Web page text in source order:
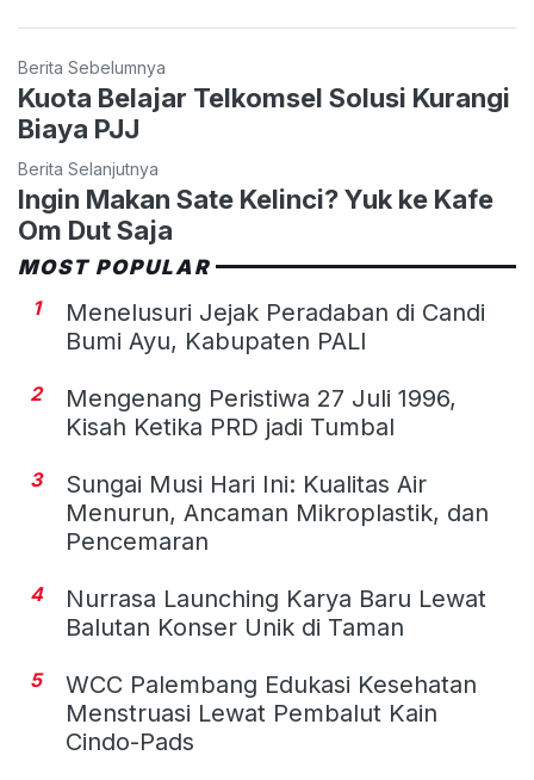
Berita Sebelumnya
Kuota Belajar Telkomsel Solusi Kurangi
Biaya PJJ
Berita Selanjutnya
Ingin Makan Sate Kelinci? Yuk ke Kafe
Om Dut Saja
MOST POPULAR
1
Menelusuri Jejak Peradaban di Candi
Bumi Ayu, Kabupaten PALI
2
Mengenang Peristiwa 27 Juli 1996,
Kisah Ketika PRD jadi Tumbal
3
Sungai Musi Hari Ini: Kualitas Air
Menurun, Ancaman Mikroplastik, dan
Pencemaran
4
Nurrasa Launching Karya Baru Lewat
Balutan Konser Unik di Taman
5
WCC Palembang Edukasi Kesehatan
Menstruasi Lewat Pembalut Kain
Cindo-Pads